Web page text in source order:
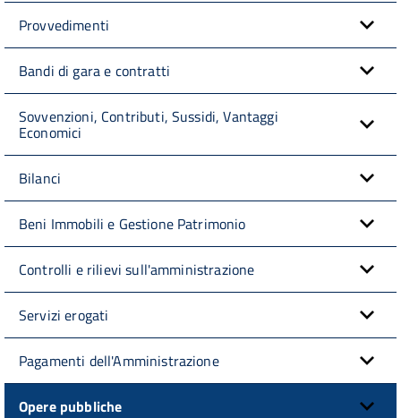
Provvedimenti
Bandi di gara e contratti
Sovvenzioni, Contributi, Sussidi, Vantaggi
Economici
Bilanci
Beni Immobili e Gestione Patrimonio
Controlli e rilievi sull'amministrazione
Servizi erogati
Pagamenti dell'Amministrazione
Opere pubbliche